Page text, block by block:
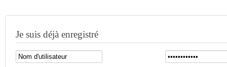
Je suis déjà enregistré